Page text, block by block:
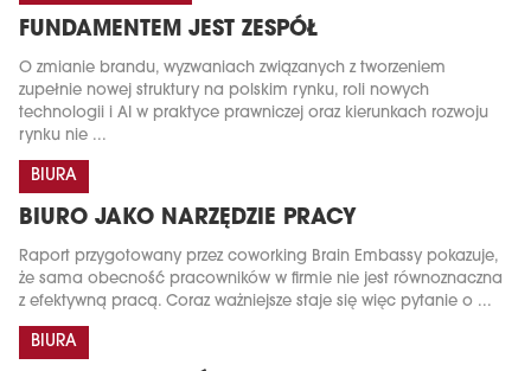
FUNDAMENTEM JEST ZESPÓŁ
O zmianie brandu, wyzwaniach związanych z tworzeniem
zupełnie nowej struktury na polskim rynku, roli nowych
technologii i AI w praktyce prawniczej oraz kierunkach rozwoju
rynku nie ...
BIURA
BIURO JAKO NARZĘDZIE PRACY
Raport przygotowany przez coworking Brain Embassy pokazuje,
że sama obecność pracowników w firmie nie jest równoznaczna
z efektywną pracą. Coraz ważniejsze staje się więc pytanie o ...
BIURA